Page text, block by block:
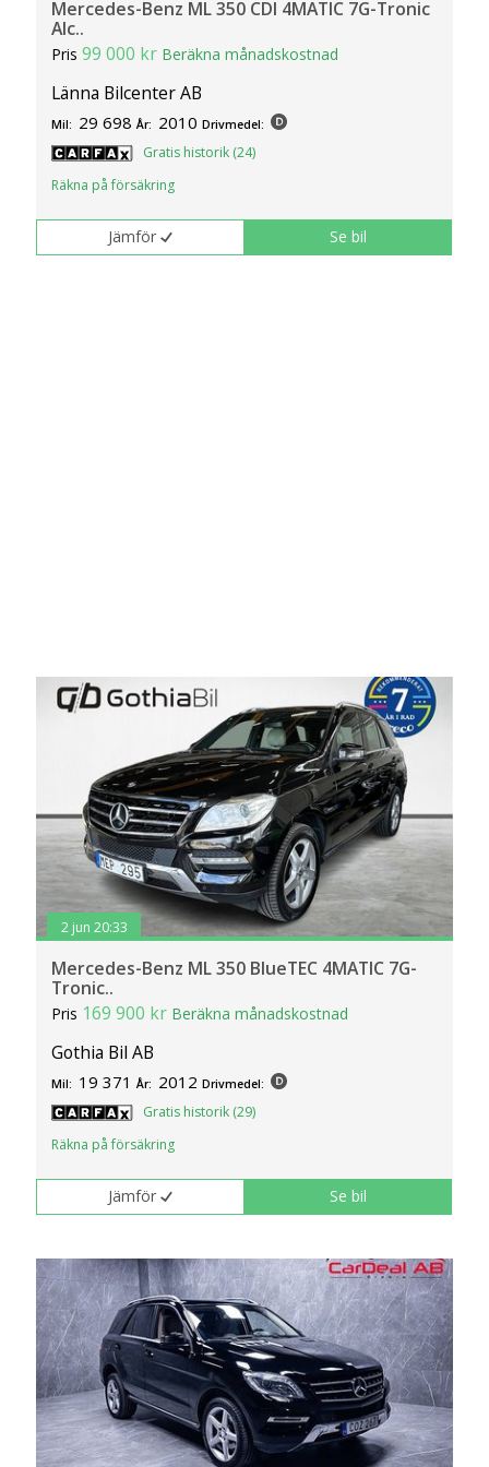
Mercedes-Benz ML 350 CDI 4MATIC 7G-Tronic
Alc..
Pris99 000 kr Beräkna månadskostnad
Länna Bilcenter AB
Mil: 29 698 År: 2010 Drivmedel:
Gratis historik (24)
Räkna på försäkring
Jämför Se bil
2 jun 20:33
Mercedes-Benz ML 350 BlueTEC 4MATIC 7G-
Tronic..
Pris 169 900 kr Beräkna månadskostnad
Gothia Bil AB
Mil: 19 371 År: 2012 Drivmedel:
Gratis historik (29)
Räkna på försäkring
Jämför Se bil